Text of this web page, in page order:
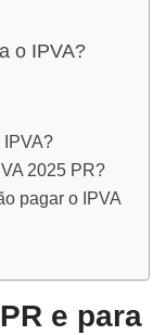
o IPVA?
IPVA?
2025 PR?
pagar o IPVA
e para